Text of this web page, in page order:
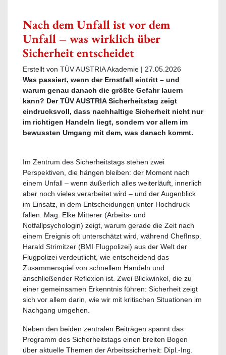
Nach dem Unfall ist vor dem
Unfall – was wirklich über
Sicherheit entscheidet
Erstellt von TÜV AUSTRIA Akademie | 27.05.2026
Was passiert, wenn der Ernstfall eintritt – und
warum genau danach die größte Gefahr lauern
kann? Der TÜV AUSTRIA Sicherheitstag zeigt
eindrucksvoll, dass nachhaltige Sicherheit nicht nur
im richtigen Handeln liegt, sondern vor allem im
bewussten Umgang mit dem, was danach kommt.
Im Zentrum des Sicherheitstags stehen zwei
Perspektiven, die hängen bleiben: der Moment nach
einem Unfall – wenn äußerlich alles weiterläuft, innerlich
aber noch vieles verarbeitet wird – und der Augenblick
im Einsatz, in dem Entscheidungen unter Hochdruck
fallen. Mag. Elke Mitterer (Arbeits- und
Notfallpsychologin) zeigt, warum gerade die Zeit nach
einem Ereignis oft unterschätzt wird, während ChefInsp.
Harald Strimitzer (BMI Flugpolizei) aus der Welt der
Flugpolizei verdeutlicht, wie entscheidend das
Zusammenspiel von schnellem Handeln und
anschließender Reflexion ist. Zwei Blickwinkel, die zu
einer gemeinsamen Erkenntnis führen: Sicherheit zeigt
sich vor allem darin, wie wir mit kritischen Situationen im
Nachgang umgehen.
Neben den beiden zentralen Beiträgen spannt das
Programm des Sicherheitstags einen breiten Bogen
über aktuelle Themen der Arbeitssicherheit: Dipl.-Ing.